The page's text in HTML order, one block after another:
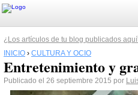
¿Los artículos de tu blog publicados
INICIO › CULTURA Y OCIO
Entretenimiento y
Publicado el 26 septiembre 2015 por